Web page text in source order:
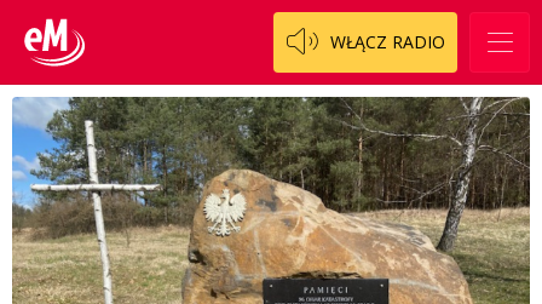
WŁĄCZ RADIO